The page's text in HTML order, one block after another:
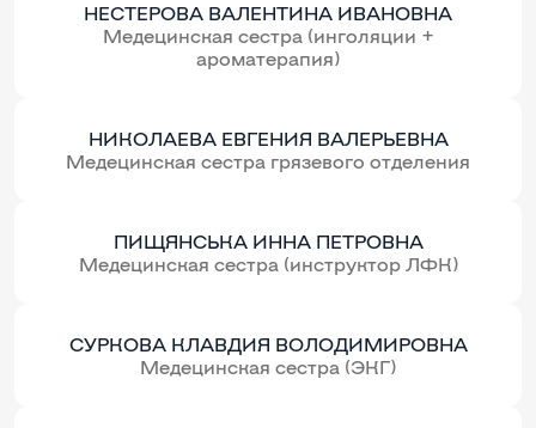
НЕСТЕРОВА ВАЛЕНТИНА ИВАНОВНА
Медецинская сестра (инголяции +
ароматерапия)
НИКОЛАЕВА ЕВГЕНИЯ ВАЛЕРЬЕВНА
Медецинская сестра грязевого отделения
ПИЩЯНСЬКА ИННА ПЕТРОВНА
Медецинская сестра (инструктор ЛФК)
СУРКОВА КЛАВДИЯ ВOЛOДИМИРОВНА
Медецинская сестра (ЭКГ)